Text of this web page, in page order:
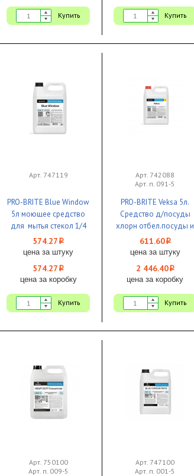
Купить Купить
Арт. 747119
PRO-BRITE Blue Window
5л моющее средство
для мытья стекол 1/4
574.27 i
цена за штуку
574.27 i
цена за коробку
Купить
Арт. 742088
Арт. п. 091-5
PRO-BRITE Veksa 5л.
Средство д/посуды
хлорн отбел.посуды и
кух.поверхн 1/4 ЧЗ
611.60i
цена за штуку
2 446.40i
цена за коробку
Купить
Арт. 750100
Арт. п. 009-5
Арт. 747100
Арт. п. 001-5